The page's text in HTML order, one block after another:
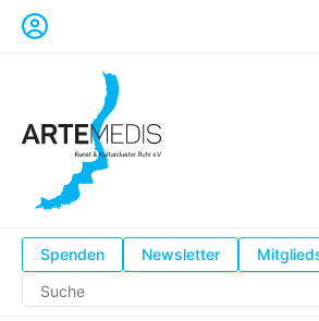
Spenden Newsletter